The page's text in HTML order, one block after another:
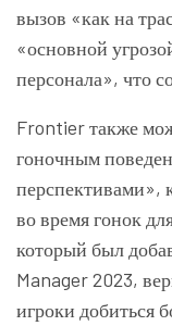
вызов «как на
«основной
персонала», что
Frontier также
гоночным
перспективами»,
во время гонок
который был
Manager 2023,
игроки добиться